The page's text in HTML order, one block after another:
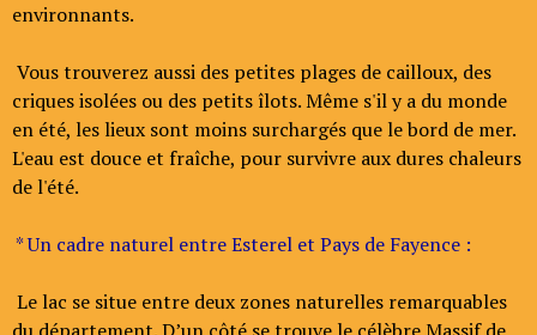
environnants.
Vous trouverez aussi des petites plages de cailloux, des
criques isolées ou des petits îlots. Même s'il y a du monde
en été, les lieux sont moins surchargés que le bord de mer.
L'eau est douce et fraîche, pour survivre aux dures chaleurs
de l'été.
* Un cadre naturel entre Esterel et Pays de Fayence :
Le lac se situe entre deux zones naturelles remarquables